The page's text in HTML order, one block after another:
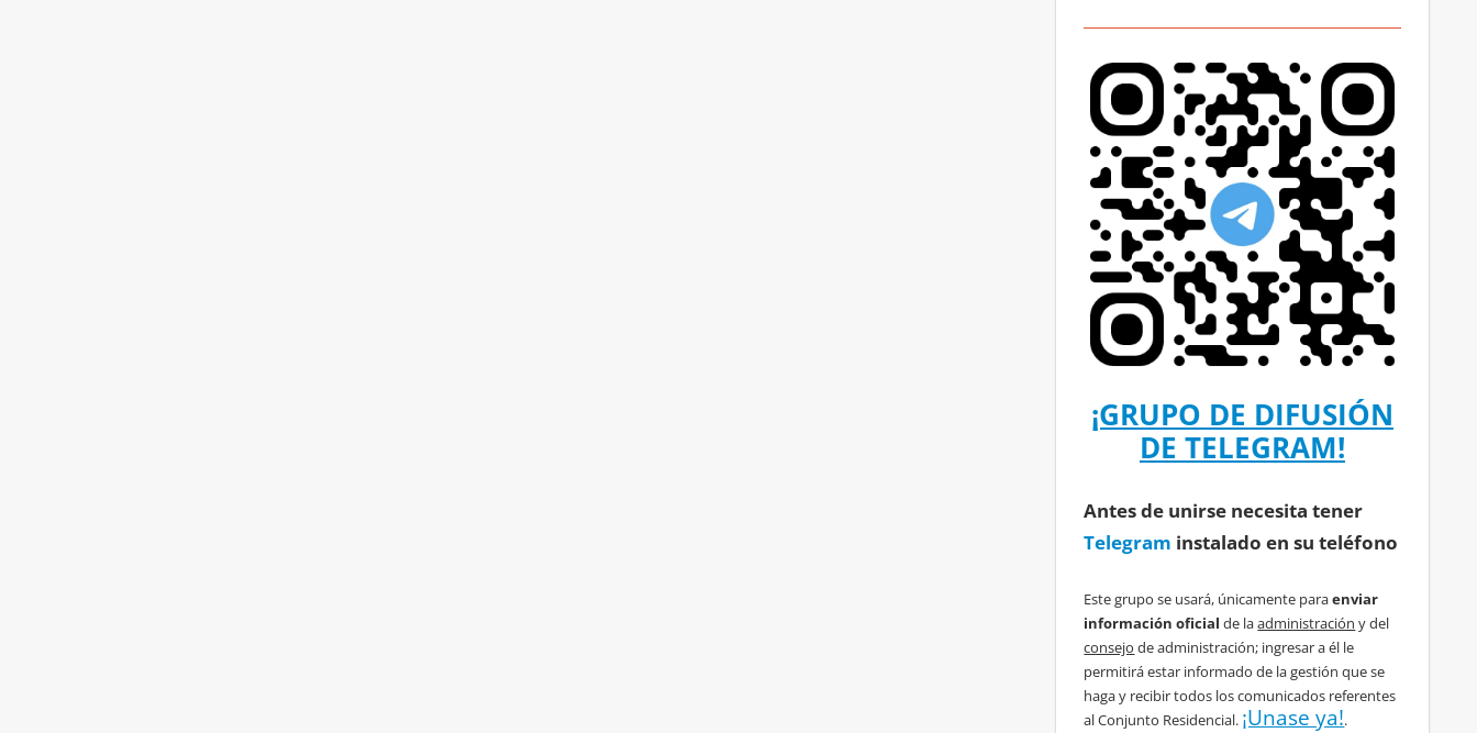
¡GRUPO DE DIFUSIÓN
DE TELEGRAM!
Antes de unirse necesita tener
Telegram instalado en su teléfono
Este grupo se usará, únicamente paraenviar
información oficial de laadministración y del
consejo de administración; ingresar a él le
permitirá estar informado de la gestión que se
haga y recibir todos los comunicados referentes
al Conjunto Residencial. ¡Unase ya!.